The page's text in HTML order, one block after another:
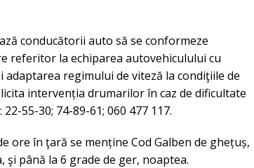
conducătorii auto să se conformeze
referitor la echiparea autovehiculului cu
regimului de viteză la condiţiile de
intervenția drumarilor în caz de dificultate
55-30; 74-89-61; 060 477 117.
în ţară se menține Cod Galben de ghețuș,
şi până la 6 grade de ger, noaptea.